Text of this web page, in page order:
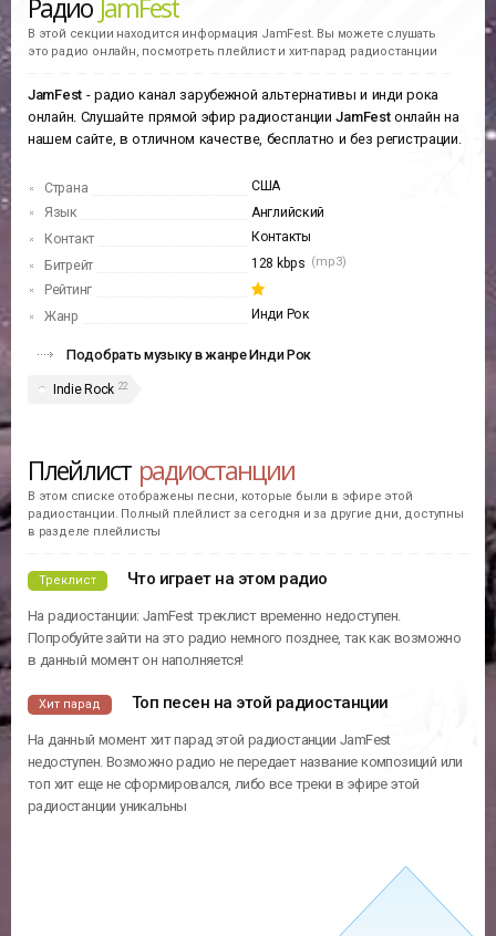
Радио JamFest
В этой секции находится информация JamFest. Вы можете слушать
это радио онлайн, посмотреть плейлист и хит-парад радиостанции
JamFest- радио канал зарубежной альтернативы и инди рока
онлайн. Слушайте прямой эфир радиостанцииJamFestонлайн на
нашем сайте, в отличном качестве, бесплатно и без регистрации.
Страна
США
Язык
Английский
Контакт
Контакты
Битрейт
128 kbps (mp3)
Рейтинг
Жанр
Инди Рок
Подобрать музыку в жанре Инди Рок
Indie Rock 22
Плейлист радиостанции
В этом списке отображены песни, которые были в эфире этой
радиостанции. Полный плейлист за сегодня и за другие дни, доступны
в разделе плейлисты
Треклист Что играет на этом радио
На радиостанции: JamFest треклист временно недоступен.
Попробуйте зайти на это радио немного позднее, так как возможно
в данный момент он наполняется!
Хит парад Топ песен на этой радиостанции
На данный момент хит парад этой радиостанции JamFest
недоступен. Возможно радио не передает название композиций или
топ хит еще не сформировался, либо все треки в эфире этой
радиостанции уникальны